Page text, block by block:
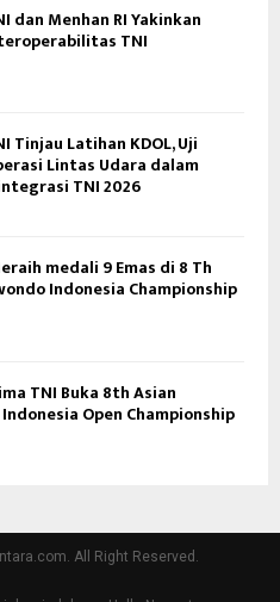
dan Menhan RI Yakinkan
TNI
Tinjau Latihan KDOL, Uji
Lintas Udara dalam
TNI 2026
medali 9 Emas di 8 Th
Indonesia Championship
TNI Buka 8th Asian
Open Championship
All Right Reserved.